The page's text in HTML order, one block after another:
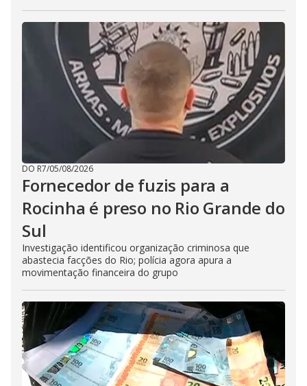
DO R7/05/08/2026
Fornecedor de fuzis para a
Rocinha é preso no Rio Grande do
Sul
Investigação identificou organização criminosa que
abastecia facções do Rio; polícia agora apura a
movimentação financeira do grupo